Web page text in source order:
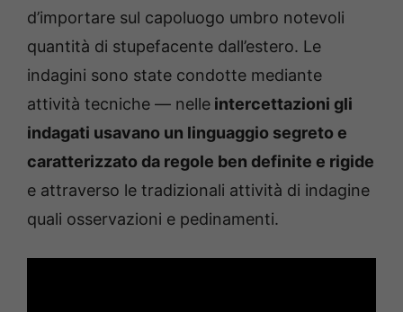
d’importare sul capoluogo umbro notevoli
quantità di stupefacente dall’estero. Le
indagini sono state condotte mediante
attività tecniche — nelle intercettazioni gli
indagati usavano un linguaggio segreto e
caratterizzato da regole ben definite e rigide
e attraverso le tradizionali attività di indagine
quali osservazioni e pedinamenti.